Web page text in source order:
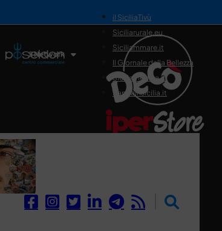
Il Network
il SiciliaTivù
Siciliarurale.eu
Siciliammare.it
Il Giornale della Bellezza
Siciliamedica.it
Sanitainsicilia.it